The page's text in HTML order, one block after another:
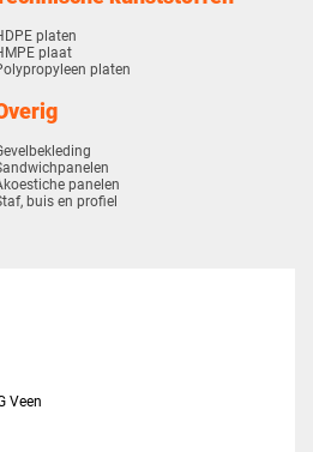
platen
plaat
platen
panelen
buis en profiel
Veen